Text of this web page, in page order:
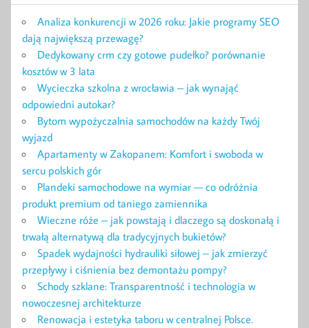
Analiza konkurencji w 2026 roku: Jakie programy SEO
dają największą przewagę?
Dedykowany crm czy gotowe pudełko? porównanie
kosztów w 3 lata
Wycieczka szkolna z wrocławia – jak wynająć
odpowiedni autokar?
Bytom wypożyczalnia samochodów na każdy Twój
wyjazd
Apartamenty w Zakopanem: Komfort i swoboda w
sercu polskich gór
Plandeki samochodowe na wymiar — co odróżnia
produkt premium od taniego zamiennika
Wieczne róże – jak powstają i dlaczego są doskonałą i
trwałą alternatywą dla tradycyjnych bukietów?
Spadek wydajności hydrauliki siłowej – jak zmierzyć
przepływy i ciśnienia bez demontażu pompy?
Schody szklane: Transparentność i technologia w
nowoczesnej architekturze
Renowacja i estetyka taboru w centralnej Polsce.